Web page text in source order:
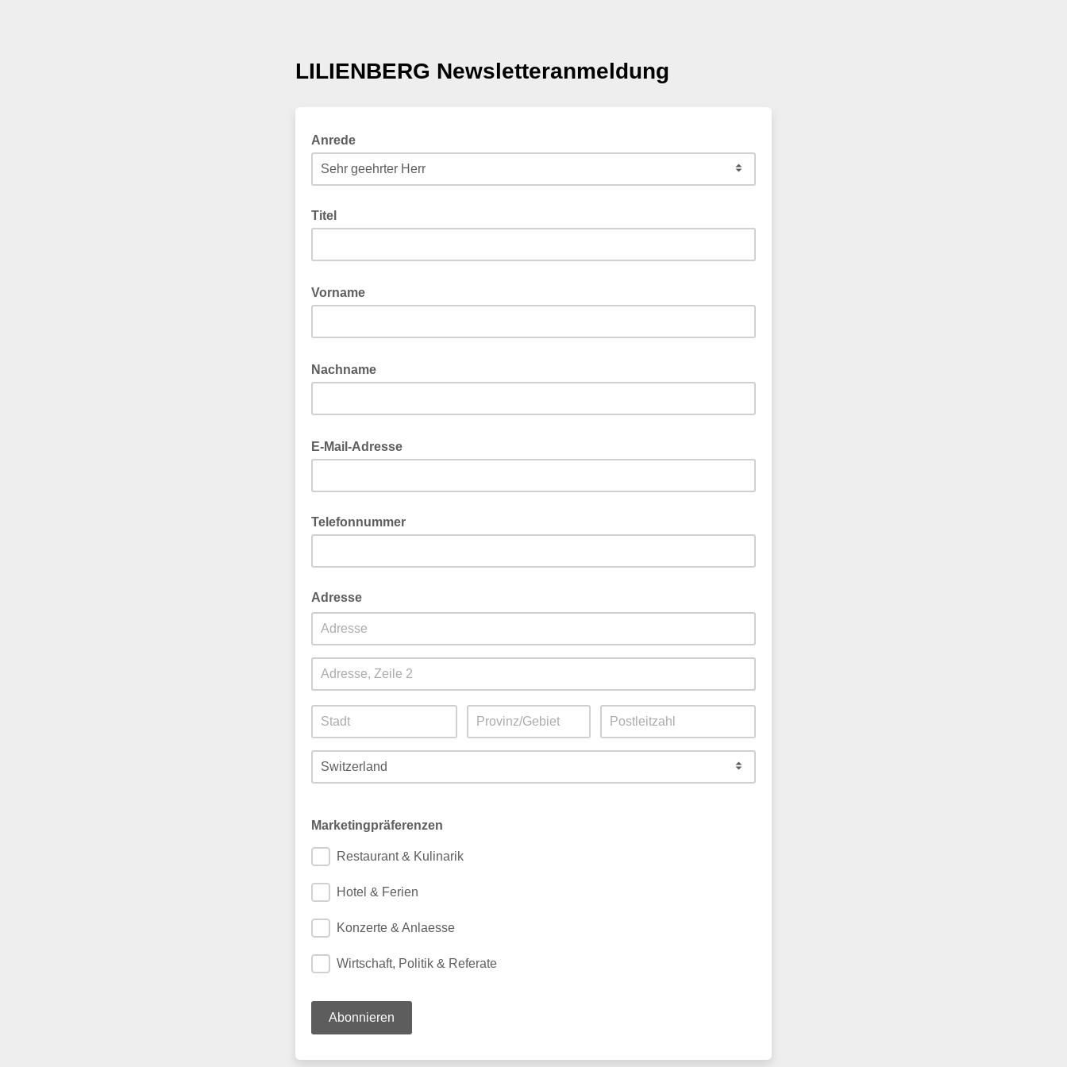
LILIENBERG Newsletteranmeldung
Anrede
Titel
Vorname
Nachname
E-Mail-Adresse
Telefonnummer
Adresse
Marketingpräferenzen
Restaurant & Kulinarik
Hotel & Ferien
Konzerte & Anlaesse
Wirtschaft, Politik & Referate